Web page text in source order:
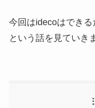
今回はidecoはでき
という話を見ていき